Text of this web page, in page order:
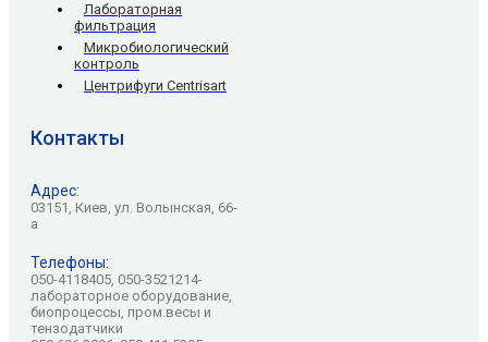
Лабораторная
фильтрация
Микробиологический
контроль
Центрифуги Centrisart
Контакты
Адрес:
03151, Киев, ул. Волынская, 66-
а
Телефоны:
050-4118405, 050-3521214-
лабораторное оборудование,
биопроцессы, пром.весы и
тензодатчики